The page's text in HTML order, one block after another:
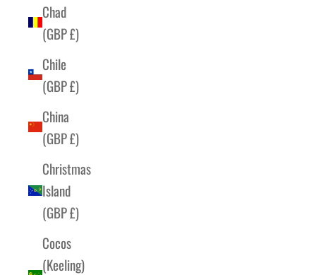
Chad
(GBP £)
Chile
(GBP £)
China
(GBP £)
Christmas
Island
(GBP £)
Cocos
(Keeling)